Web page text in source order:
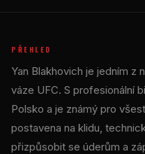
PŘEHLED
Yan Blakhovich je jedním z
váze UFC. S profesionální
Polsko a je známý pro
postavena na klidu,
přizpůsobit se úderům a